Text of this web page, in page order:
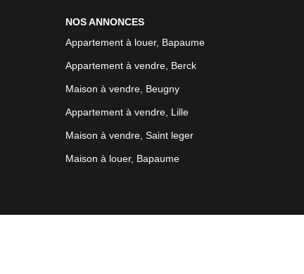
NOS ANNONCES
Appartement à louer, Bapaume
Appartement à vendre, Berck
Maison à vendre, Beugny
Appartement à vendre, Lille
Maison à vendre, Saint leger
Maison à louer, Bapaume